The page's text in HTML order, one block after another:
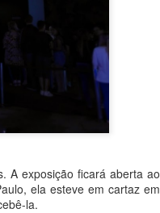
A exposição ficará aberta ao
ela esteve em cartaz em
la.
assim você
quanto